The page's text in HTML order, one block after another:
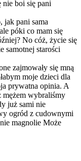
nie boi się pani
pani sama
póki co mam się
No cóż, życie się
samotnej starości
zajmowały się mną
moje dzieci dla
prywatna opinia. A
mężem wybraliśmy
już sami nie
ogród z cudownymi
magnolie Może